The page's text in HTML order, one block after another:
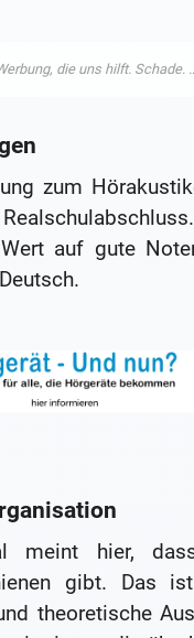
zum
auf gute
meint hier,
gibt. Das
theoretische